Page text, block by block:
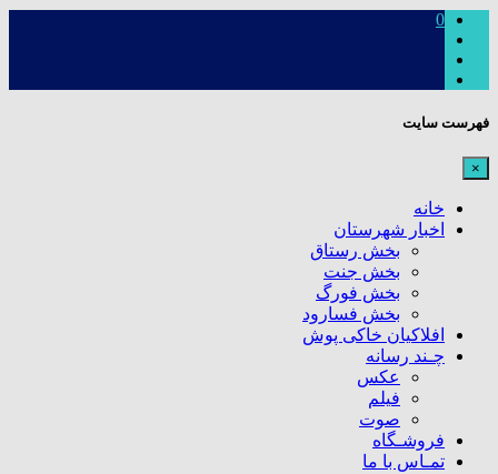
0
فهرست سایت
×
خانه
اخبار شهرستان
بخش رستاق
بخش جنت
بخش فورگ
بخش فسارود
افلاکیان خاکی پوش
چـند رسانه
عکس
فیلم
صوت
فروشـگاه
تمـاس با ما